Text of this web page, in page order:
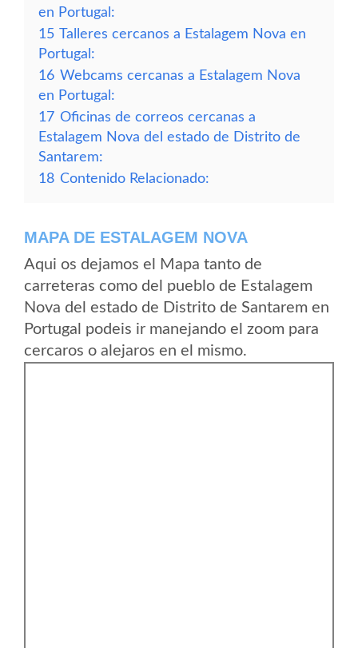
en Portugal:
15 Talleres cercanos a Estalagem Nova en
Portugal:
16 Webcams cercanas a Estalagem Nova
en Portugal:
17 Oficinas de correos cercanas a
Estalagem Nova del estado de Distrito de
Santarem:
18 Contenido Relacionado:
MAPA DE ESTALAGEM NOVA
Aqui os dejamos el Mapa tanto de
carreteras como del pueblo de Estalagem
Nova del estado de Distrito de Santarem en
Portugal podeis ir manejando el zoom para
cercaros o alejaros en el mismo.